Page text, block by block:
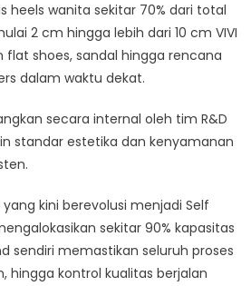
heels wanita sekitar 70% dari total
2 cm hingga lebih dari 10 cm VIVI
flat shoes, sandal hingga rencana
dalam waktu dekat.
secara internal oleh tim R&D
standar estetika dan kenyamanan
kini berevolusi menjadi Self
sekitar 90% kapasitas
sendiri memastikan seluruh proses
hingga kontrol kualitas berjalan